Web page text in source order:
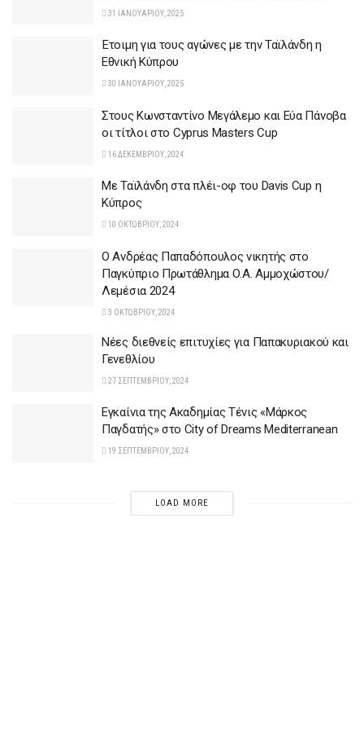
31 ΙΑΝΟΥΑΡΊΟΥ, 2025
Έτοιμη για τους αγώνες με την Ταϊλάνδη η
Εθνική Κύπρου
30 ΙΑΝΟΥΑΡΊΟΥ, 2025
Στους Κωνσταντίνο Μεγάλεμο και Εύα Πάνοβα
οι τίτλοι στο Cyprus Masters Cup
16 ΔΕΚΕΜΒΡΊΟΥ, 2024
Με Ταϊλάνδη στα πλέι-οφ του Davis Cup η
Κύπρος
10 ΟΚΤΩΒΡΊΟΥ, 2024
Ο Ανδρέας Παπαδόπουλος νικητής στο
Παγκύπριο Πρωτάθλημα Ο.Α. Αμμοχώστου/
Λεμέσια 2024
3 ΟΚΤΩΒΡΊΟΥ, 2024
Νέες διεθνείς επιτυχίες για Παπακυριακού και
Γενεθλίου
27 ΣΕΠΤΕΜΒΡΊΟΥ, 2024
Εγκαίνια της Ακαδημίας Τένις «Μάρκος
Παγδατής» στο City of Dreams Mediterranean
19 ΣΕΠΤΕΜΒΡΊΟΥ, 2024
LOAD MORE